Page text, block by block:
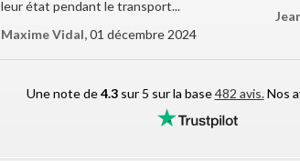
leur état pendant le transport...
Maxime Vidal,01 décembre 2024
Une note de4.3sur 5 sur la base482 avis.Nos